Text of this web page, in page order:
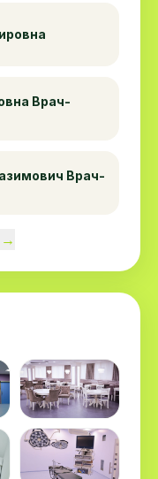
Врач-
Врач-
→